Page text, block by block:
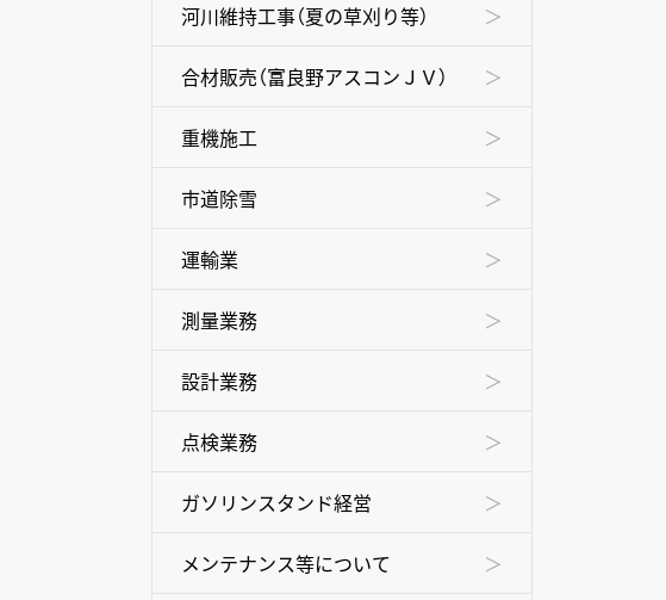
河川維持工事（夏の草刈り等）
合材販売（富良野アスコンＪＶ）
重機施工
市道除雪
運輸業
測量業務
設計業務
点検業務
ガソリンスタンド経営
メンテナンス等について